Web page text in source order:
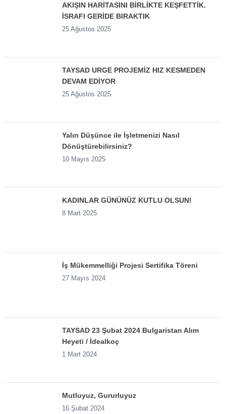
AKIŞIN HARİTASINI BİRLİKTE KEŞFETTİK.
İSRAFI GERİDE BIRAKTIK
25 Ağustos 2025
TAYSAD URGE PROJEMİZ HIZ KESMEDEN
DEVAM EDİYOR
25 Ağustos 2025
Yalın Düşünce ile İşletmenizi Nasıl
Dönüştürebilirsiniz?
10 Mayıs 2025
KADINLAR GÜNÜNÜZ KUTLU OLSUN!
8 Mart 2025
İş Mükemmelliği Projesi Sertifika Töreni
27 Mayıs 2024
TAYSAD 23 Şubat 2024 Bulgaristan Alım
Heyeti / İdealkoç
1 Mart 2024
Mutluyuz, Gururluyuz
16 Şubat 2024